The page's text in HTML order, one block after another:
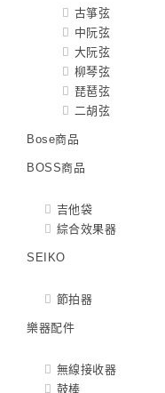
古箏弦
中阮弦
大阮弦
柳琴弦
琵琶弦
二胡弦
Bose商品
BOSS商品
吉他袋
綜合效果器
SEIKO
節拍器
樂器配件
無線接收器
鼓棒